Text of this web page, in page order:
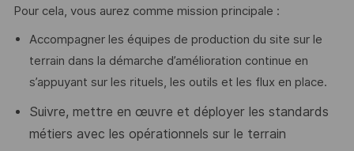
Pour cela, vous aurez comme mission principale :
Accompagner les équipes de production du site sur le
terrain dans la démarche d’amélioration continue en
s’appuyant sur les rituels, les outils et les flux en place.
Suivre, mettre en œuvre et déployer les standards
métiers avec les opérationnels sur le terrain